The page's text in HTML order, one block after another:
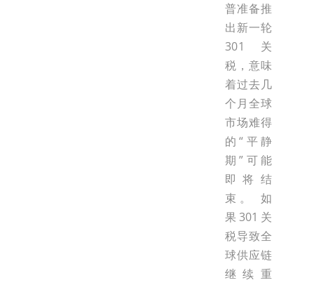
普准备推
出新一轮
301关
税，意味
着过去几
个月全球
市场难得
的“平静
期”可能
即将结
束。 如
果301关
税导致全
球供应链
继续重